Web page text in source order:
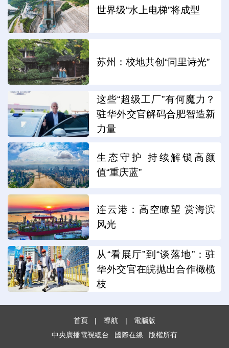
世界级“水上电梯”将成型
苏州：校地共创“同里诗光”
这些“超级工厂”有何魔力？
驻华外交官解码合肥智造新
力量
生态守护 持续解锁高颜
值“重庆蓝”
连云港：高空瞭望 赏海滨
风光
从“看展厅”到“谈落地”：驻
华外交官在皖抛出合作橄榄
枝
首頁 | 導航 |
電腦版
中央廣播電視總台
國際在線 版權所有